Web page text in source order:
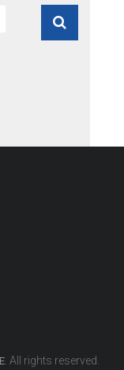
. All rights reserved.